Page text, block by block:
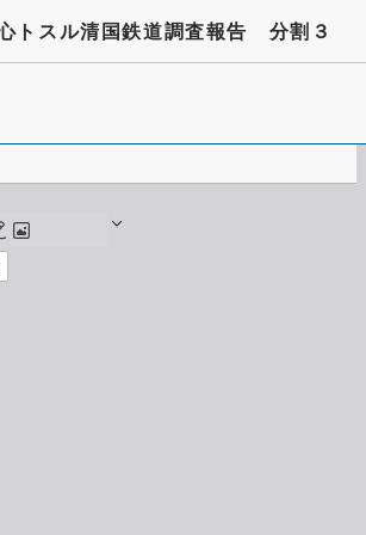
トスル清国鉄道調査報告 分割３